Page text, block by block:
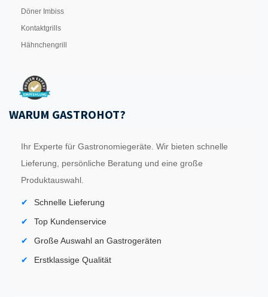
Döner Imbiss
Kontaktgrills
Hähnchengrill
WARUM GASTROHOT?
Ihr Experte für Gastronomiegeräte. Wir bieten schnelle
Lieferung, persönliche Beratung und eine große
Produktauswahl.
Schnelle Lieferung
Top Kundenservice
Große Auswahl an Gastrogeräten
Erstklassige Qualität